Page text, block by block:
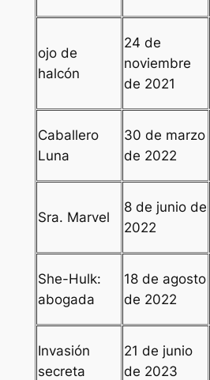
ojo de
halcón
24 de
noviembre
de 2021
Caballero
Luna
30 de marzo
de 2022
Sra. Marvel
8 de junio de
2022
She-Hulk:
abogada
18 de agosto
de 2022
Invasión
secreta
21 de junio
de 2023